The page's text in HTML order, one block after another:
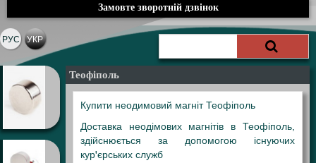
Замовте зворотній дзвінок
РУС УКР
Теофіполь
Купити неодимовий магніт Теофіполь
Доставка неодімових магнітів в Теофіполь,
здійснюється за допомогою існуючих
кур'єрських служб